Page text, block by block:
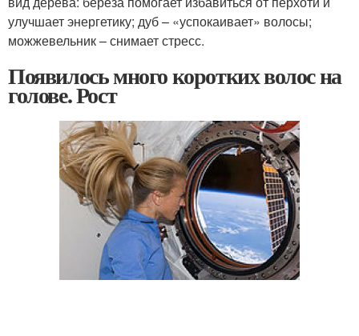
улучшает энергетику; дуб – «успокаивает» волосы;
можжевельник – снимает стресс.
Появилось много коротких волос на
голове. Рост